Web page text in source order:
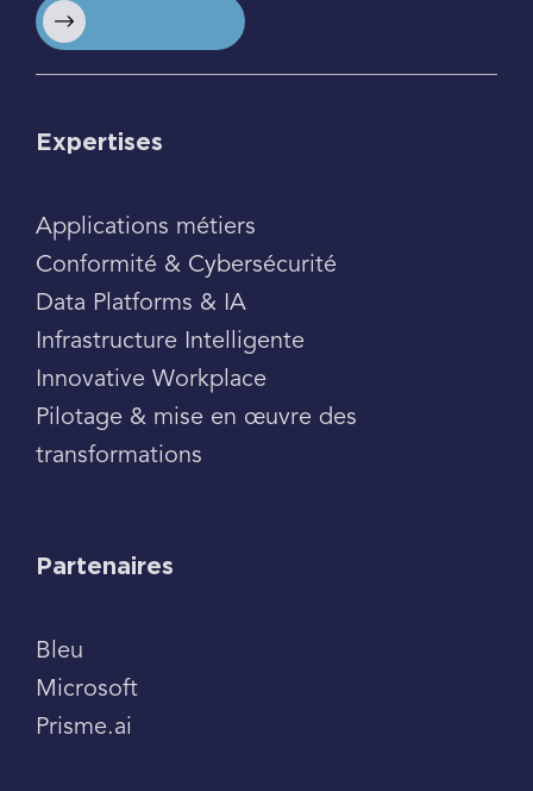
Expertises
Applications métiers
Conformité & Cybersécurité
Data Platforms & IA
Infrastructure Intelligente
Innovative Workplace
Pilotage & mise en œuvre des
transformations
Partenaires
Bleu
Microsoft
Prisme.ai